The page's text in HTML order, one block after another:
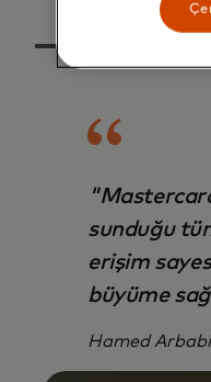
sunduğu
erişim
büyüme
Hamed Arbabi